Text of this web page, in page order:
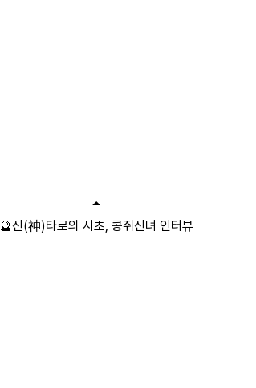
🔮신(神)타로의 시초, 콩쥐신녀 인터뷰